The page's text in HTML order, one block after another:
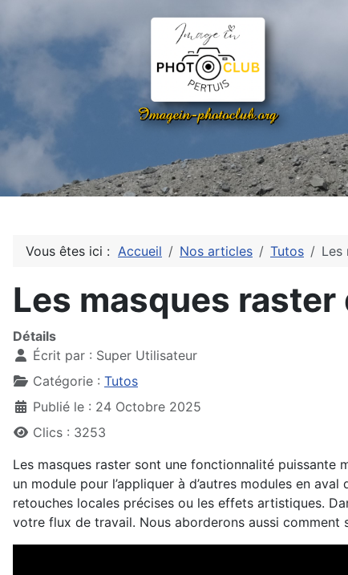
Vous êtes ici : Accueil Nos articles Tutos Les
Les masques
Détails
Écrit par : Super Utilisateur
Catégorie : Tutos
Publié le : 24 Octobre 2025
Clics : 3253
Les masques raster sont une fonctionnalité puissante
un module pour l’appliquer à d’autres modules en
retouches locales précises ou les effets artistiques.
votre flux de travail. Nous aborderons aussi